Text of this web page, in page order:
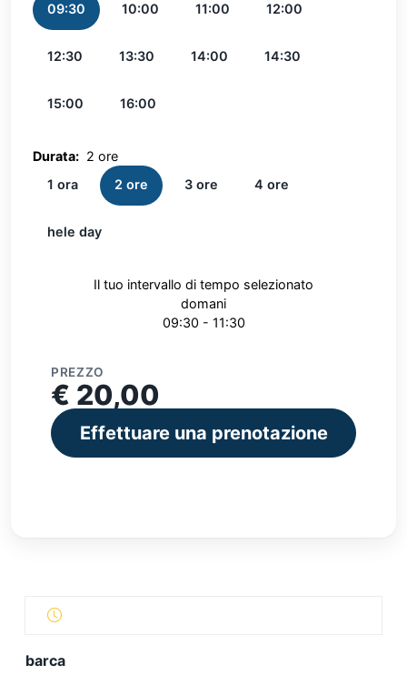
09:30
10:00 11:00 12:00
12:30 13:30 14:00 14:30
15:00 16:00
Durata: 2 ore
1 ora
2 ore 3 ore 4 ore
hele day
Il tuo intervallo di tempo selezionato
domani
09:30 - 11:30
PREZZO
€ 20,00
Effettuare una prenotazione
barca